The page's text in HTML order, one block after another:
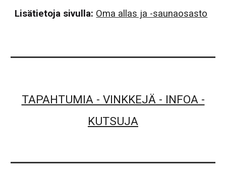
Lisätietoja sivulla: Oma allas ja -saunaosasto
TAPAHTUMIA - VINKKEJÄ - INFOA -
KUTSUJA